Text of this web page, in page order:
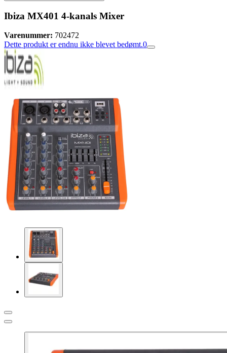
Ibiza MX401 4-kanals Mixer
Varenummer: 702472
Dette produkt er endnu ikke blevet bedømt.0